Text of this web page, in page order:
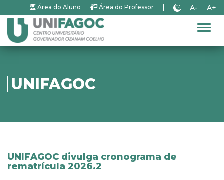
Área do Aluno Área do Professor A- A+
UNIFAGOC
UNIFAGOC divulga cronograma de
rematrícula 2026.2